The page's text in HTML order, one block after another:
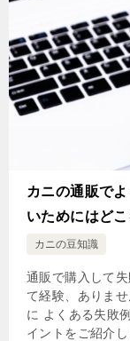
カニの通販で
いためにはど
カニの豆知識
通販で購入して
て経験、ありま
に よくある失敗
イントをご紹介